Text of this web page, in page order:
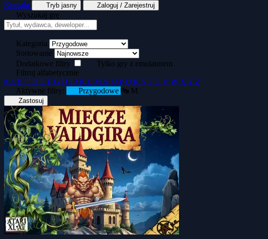
Tekstowe
Generator kopert dyskietek
Kontakt Tryb jasny Zaloguj / Zarejestruj
Wyszukaj grę
Kategoria
Sortowanie
Dodatkowe filtry
Tylko gry z emulatorem
Filtruj alfabetycznie
# A B C D E F G H I J K L M N O PQ R S T U V W X Y Z
Aktywne filtry:
Przygodowe 🔤 M
Zastosuj